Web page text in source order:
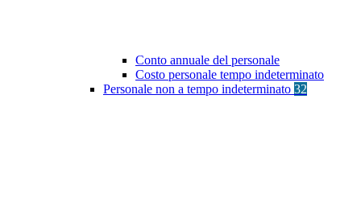
Conto annuale del personale
Costo personale tempo indeterminato
Personale non a tempo indeterminato 32